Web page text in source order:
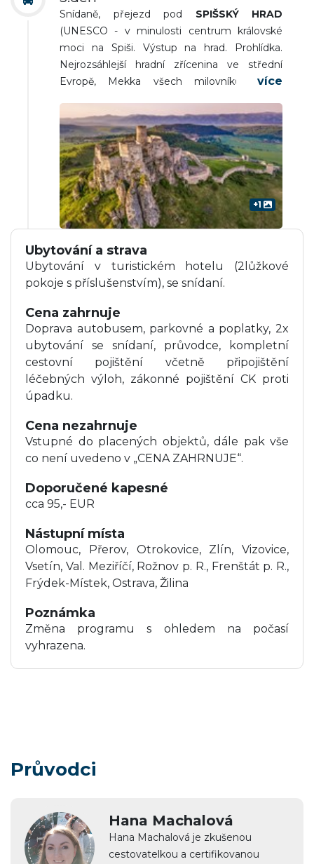
Snídaně, přejezd pod SPIŠSKÝ HRAD
(UNESCO - v minulosti centrum královské
moci na Spiši. Výstup na hrad. Prohlídka.
Nejrozsáhlejší hradní zřícenina ve střední
Evropě, Mekka všech milovníků hradní
- tzv. „slovenský Vatikán“, církevní městečko
obehnané hradbami se dvěma věžovitými
bránami s pozdně románskou katedrálou sv.
Martina s nejstarší románskou sochou na
Slovensku, renesančními a barokními
kanovnickými domy, prohlídka). LEVOČA
(UNESCO - jedno z nejkrásnějších měst na
Slovensku, gotický kostel svatého Jakuba s
oltářem Mistra Pavla, renesanční radnice,
individuálně možno navštívit rekonstruovaný
klášter Minoritů s černým kostelem).
pozdních večerních až nočních hodinách.
+1
Ubytování a strava
Ubytování v turistickém hotelu (2lůžkové
pokoje s příslušenstvím), se snídaní.
Cena zahrnuje
Doprava autobusem, parkovné a poplatky, 2x
ubytování se snídaní, průvodce, kompletní
cestovní pojištění včetně připojištění
léčebných výloh, zákonné pojištění CK proti
úpadku.
Cena nezahrnuje
Vstupné do placených objektů, dále pak vše
co není uvedeno v „CENA ZAHRNUJE“.
Doporučené kapesné
cca 95,- EUR
Nástupní místa
Olomouc, Přerov, Otrokovice, Zlín, Vizovice,
Vsetín, Val. Meziříčí, Rožnov p. R., Frenštát p. R.,
Frýdek-Místek, Ostrava, Žilina
Poznámka
Změna programu s ohledem na počasí
vyhrazena.
Průvodci
Hana Machalová
Hana Machalová je zkušenou
cestovatelkou a certifikovanou